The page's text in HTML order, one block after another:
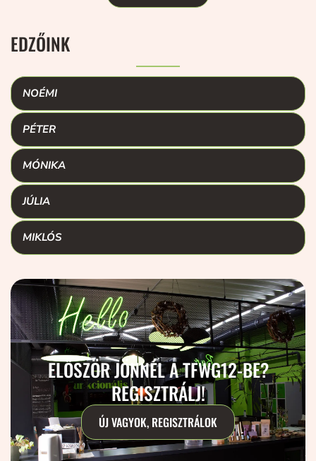
ELŐSZÖR JÖNNÉL A TFWG12-BE?
REGISZTRÁLJ!
ÚJ VAGYOK, REGISZTRÁLOK
EDZŐINK
NOÉMI
PÉTER
MÓNIKA
JÚLIA
MIKLÓS